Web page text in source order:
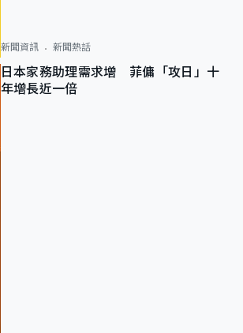
新聞資訊 新聞熱話
日本家務助理需求增 菲傭「攻日」十
年增長近一倍